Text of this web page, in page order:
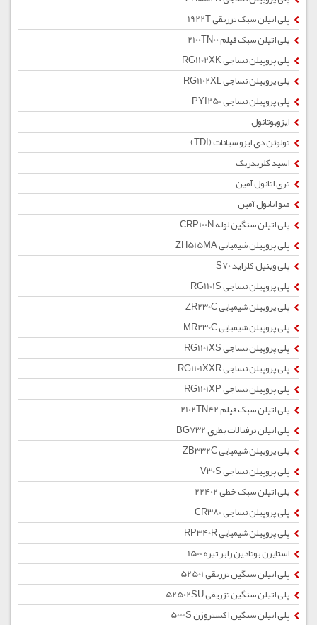
پلی اتیلن سبک تزریقی 1922T
پلی اتیلن سبک فیلم 2100TN00
پلی پروپیلن نساجی RG1102XK
پلی پروپیلن نساجی RG1102XL
پلی پروپیلن نساجی PYI250
ایزوبوتانول
تولوئن دی ایزو سیانات (TDI)
اسید کلریدریک
تری اتانول آمین
منو اتانول آمین
پلی اتیلن سنگین لوله CRP100N
پلی پروپیلن شیمیایی ZH515MA
پلی وینیل کلراید S70
پلی پروپیلن نساجی RG1101S
پلی پروپیلن شیمیایی ZR230C
پلی پروپیلن شیمیایی MR230C
پلی پروپیلن نساجی RG1101XS
پلی پروپیلن نساجی RG1101XXR
پلی پروپیلن نساجی RG1101XP
پلی اتیلن سبک فیلم 2102TN42
پلی اتیلن ترفتالات بطری BG732
پلی پروپیلن شیمیایی ZB332C
پلی پروپیلن نساجی V30S
پلی اتیلن سبک خطی 22402
پلی پروپیلن نساجی CR380
پلی پروپیلن شیمیایی RP340R
استایرن بوتادین رابر تیره 1500
پلی اتیلن سنگین تزریقی 52501
پلی اتیلن سنگین تزریقی 52502SU
پلی اتیلن سنگین اکستروژن 5000S